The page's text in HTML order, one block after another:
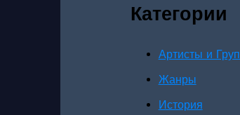
Категории
Артисты и
Жанры
История